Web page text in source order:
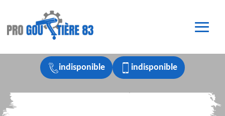
indisponible indisponible